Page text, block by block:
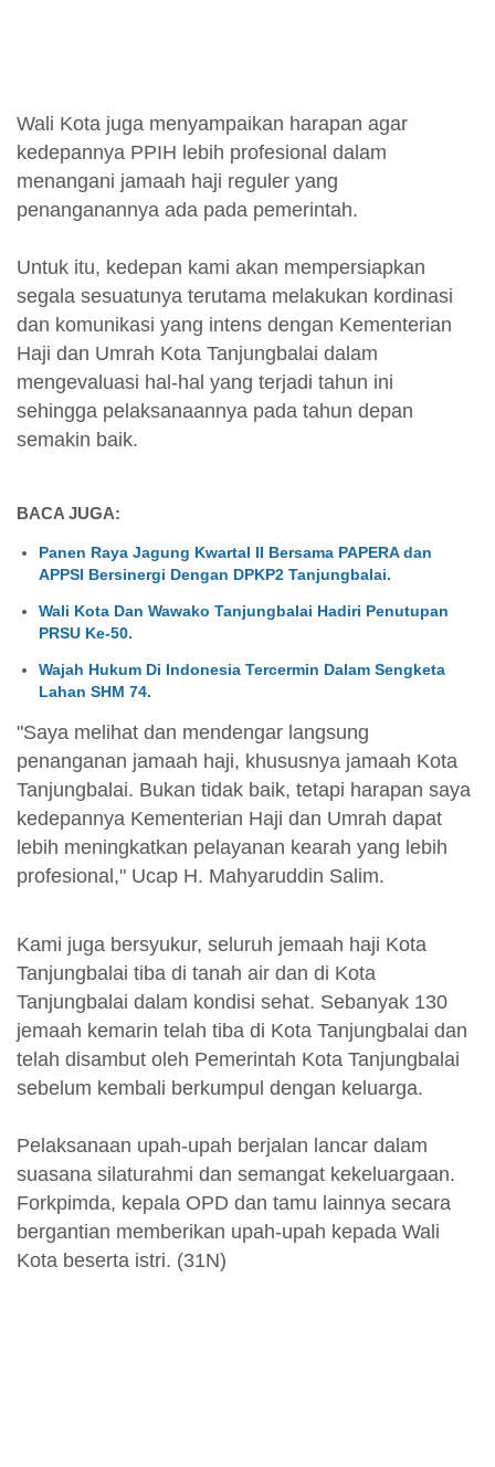
Wali Kota juga menyampaikan harapan agar
kedepannya PPIH lebih profesional dalam
menangani jamaah haji reguler yang
penanganannya ada pada pemerintah.
Untuk itu, kedepan kami akan mempersiapkan
segala sesuatunya terutama melakukan kordinasi
dan komunikasi yang intens dengan Kementerian
Haji dan Umrah Kota Tanjungbalai dalam
mengevaluasi hal-hal yang terjadi tahun ini
sehingga pelaksanaannya pada tahun depan
semakin baik.
BACA JUGA:
Panen Raya Jagung Kwartal II Bersama PAPERA dan
APPSI Bersinergi Dengan DPKP2 Tanjungbalai.
Wali Kota Dan Wawako Tanjungbalai Hadiri Penutupan
PRSU Ke-50.
Wajah Hukum Di Indonesia Tercermin Dalam Sengketa
Lahan SHM 74.
"Saya melihat dan mendengar langsung
penanganan jamaah haji, khususnya jamaah Kota
Tanjungbalai. Bukan tidak baik, tetapi harapan saya
kedepannya Kementerian Haji dan Umrah dapat
lebih meningkatkan pelayanan kearah yang lebih
profesional," Ucap H. Mahyaruddin Salim.
Kami juga bersyukur, seluruh jemaah haji Kota
Tanjungbalai tiba di tanah air dan di Kota
Tanjungbalai dalam kondisi sehat. Sebanyak 130
jemaah kemarin telah tiba di Kota Tanjungbalai dan
telah disambut oleh Pemerintah Kota Tanjungbalai
sebelum kembali berkumpul dengan keluarga.
Pelaksanaan upah-upah berjalan lancar dalam
suasana silaturahmi dan semangat kekeluargaan.
Forkpimda, kepala OPD dan tamu lainnya secara
bergantian memberikan upah-upah kepada Wali
Kota beserta istri. (31N)